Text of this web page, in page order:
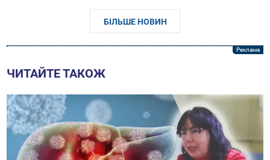
БІЛЬШЕ НОВИН
ЧИТАЙТЕ ТАКОЖ